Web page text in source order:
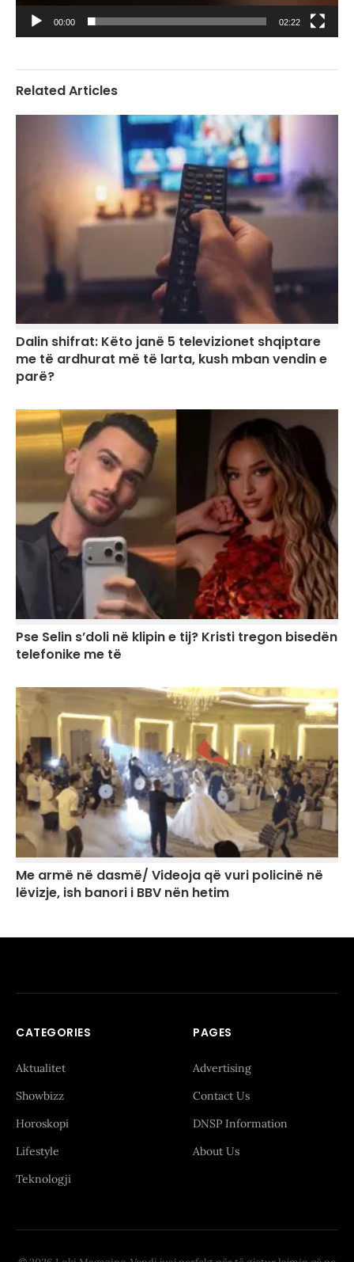
00:00 02:22
Related Articles
Dalin shifrat: Këto janë 5 televizionet shqiptare
me të ardhurat më të larta, kush mban vendin e
parë?
Pse Selin s’doli në klipin e tij? Kristi tregon bisedën
telefonike me të
Me armë në dasmë/ Videoja që vuri policinë në
lëvizje, ish banori i BBV nën hetim
CATEGORIES
Aktualitet
Showbizz
Horoskopi
Lifestyle
Teknologji
PAGES
Advertising
Contact Us
DNSP Information
About Us